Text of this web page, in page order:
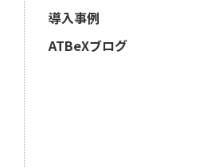
導入事例
ATBeXブログ